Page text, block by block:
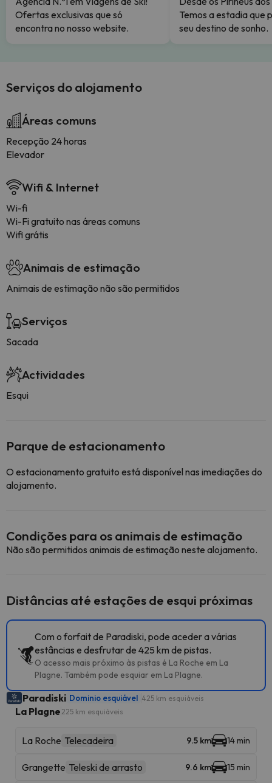
Ofertas exclusivas que só
encontra no nosso website.
Temos a estadia que
seu destino de sonho.
Serviços do alojamento
Áreas comuns
Recepção 24 horas
Elevador
Wifi & Internet
Wi-fi
Wi-Fi gratuito nas áreas comuns
Wifi grátis
Animais de estimação
Animais de estimação não são permitidos
Serviços
Sacada
Actividades
Esqui
Parque de estacionamento
O estacionamento gratuito está disponível nas imediações do
alojamento.
Condições para os animais de estimação
Não são permitidos animais de estimação neste alojamento.
Distâncias até estações de esqui próximas
Com o forfait de Paradiski, pode aceder a várias
estâncias e desfrutar de 425 km de pistas.
O acesso mais próximo às pistas é La Roche em La
Plagne. Também pode esquiar em La Plagne.
Paradiski Dominio esquiável 425 km esquiáveis
La Plagne 225 km esquiáveis
La Roche Telecadeira 9.5 km 14 min
Grangette Teleski de arrasto 9.6 km 15 min